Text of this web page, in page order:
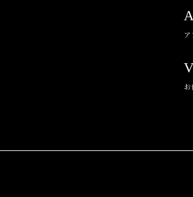
ア
お